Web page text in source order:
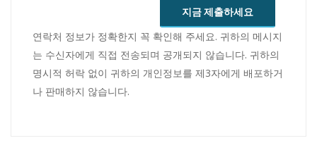
지금 제출하세요
연락처 정보가 정확한지 꼭 확인해 주세요. 귀하의 메시지
는 수신자에게 직접 전송되며 공개되지 않습니다. 귀하의
명시적 허락 없이 귀하의 개인정보를 제3자에게 배포하거
나 판매하지 않습니다.